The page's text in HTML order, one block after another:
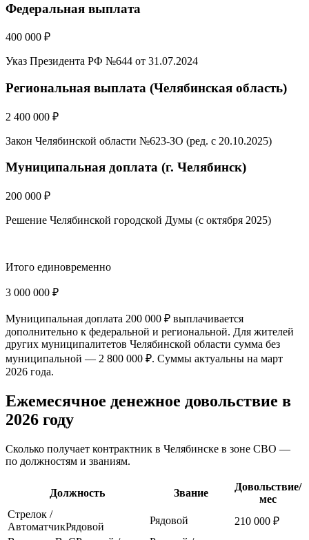
Федеральная выплата
400 000 ₽
Указ Президента РФ №644 от 31.07.2024
Региональная выплата (Челябинская область)
2 400 000 ₽
Закон Челябинской области №623-ЗО (ред. с 20.10.2025)
Муниципальная доплата (г. Челябинск)
200 000 ₽
Решение Челябинской городской Думы (с октября 2025)
Итого единовременно
3 000 000 ₽
Муниципальная доплата 200 000 ₽ выплачивается
дополнительно к федеральной и региональной. Для жителей
других муниципалитетов Челябинской области сумма без
муниципальной — 2 800 000 ₽. Суммы актуальны на март
2026 года.
Ежемесячное денежное довольствие в
2026 году
Сколько получает контрактник в Челябинске в зоне СВО —
по должностям и званиям.
Должность Звание
Довольствие/
мес
Стрелок /
АвтоматчикРядовой
Рядовой
210 000 ₽